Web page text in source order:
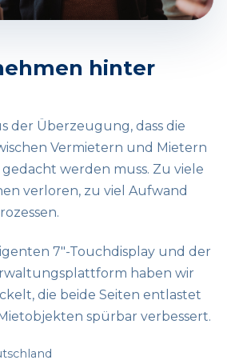
hinter
der Überzeugung, dass die
Vermietern und Mietern
werden muss. Zu viele
verloren, zu viel Aufwand
7"-Touchdisplay und der
haben wir
die beide Seiten entlastet
spürbar verbessert.